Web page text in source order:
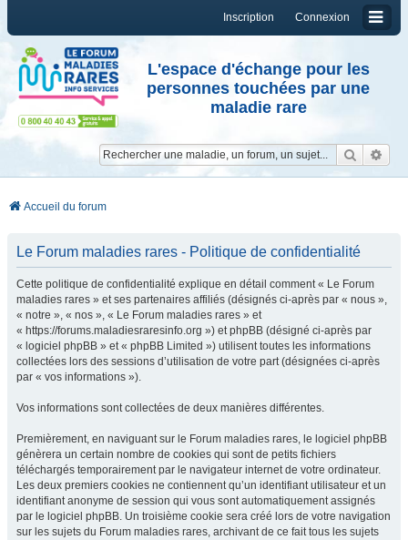
Connexion
Inscription
L'espace d'échange pour les
personnes touchées par une
maladie rare
Accueil du forum
Le Forum maladies rares - Politique de confidentialité
Cette politique de confidentialité explique en détail comment « Le Forum
maladies rares » et ses partenaires affiliés (désignés ci-après par « nous »,
« notre », « nos », « Le Forum maladies rares » et
« https://forums.maladiesraresinfo.org ») et phpBB (désigné ci-après par
« logiciel phpBB » et « phpBB Limited ») utilisent toutes les informations
collectées lors des sessions d’utilisation de votre part (désignées ci-après
par « vos informations »).
Vos informations sont collectées de deux manières différentes.
Premièrement, en naviguant sur le Forum maladies rares, le logiciel phpBB
génèrera un certain nombre de cookies qui sont de petits fichiers
téléchargés temporairement par le navigateur internet de votre ordinateur.
Les deux premiers cookies ne contiennent qu’un identifiant utilisateur et un
identifiant anonyme de session qui vous sont automatiquement assignés
par le logiciel phpBB. Un troisième cookie sera créé lors de votre navigation
sur les sujets du Forum maladies rares, archivant de ce fait tous les sujets